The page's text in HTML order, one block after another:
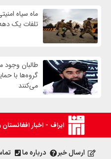
ماه سیاه
تلفات یک
طالبان وجود
گروه‌ها با
می‌کنند
ایراف - اخبار افغانستان
ارسال خبر درباره ما